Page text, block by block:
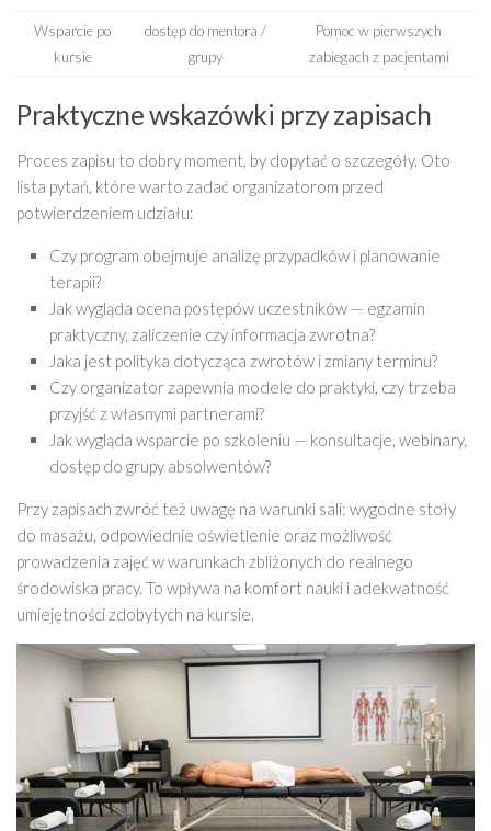
Wsparcie po
kursie
dostęp do mentora /
grupy
Pomoc w pierwszych
zabiegach z pacjentami
Praktyczne wskazówki przy zapisach
Proces zapisu to dobry moment, by dopytać o szczegóły. Oto
lista pytań, które warto zadać organizatorom przed
potwierdzeniem udziału:
Czy program obejmuje analizę przypadków i planowanie
terapii?
Jak wygląda ocena postępów uczestników — egzamin
praktyczny, zaliczenie czy informacja zwrotna?
Jaka jest polityka dotycząca zwrotów i zmiany terminu?
Czy organizator zapewnia modele do praktyki, czy trzeba
przyjść z własnymi partnerami?
Jak wygląda wsparcie po szkoleniu — konsultacje, webinary,
dostęp do grupy absolwentów?
Przy zapisach zwróć też uwagę na warunki sali: wygodne stoły
do masażu, odpowiednie oświetlenie oraz możliwość
prowadzenia zajęć w warunkach zbliżonych do realnego
środowiska pracy. To wpływa na komfort nauki i adekwatność
umiejętności zdobytych na kursie.